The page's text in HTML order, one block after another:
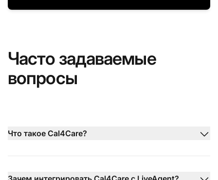
Часто задаваемые
вопросы
Что такое Cal4Care?